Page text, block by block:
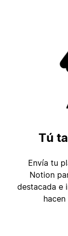
Tú
Envía tu
Notion
destacada e